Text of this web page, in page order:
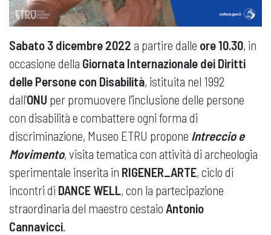
Sabato 3 dicembre 2022 a partire dalle ore 10.30, in
occasione della Giornata Internazionale dei Diritti
delle Persone con Disabilità, istituita nel 1992
dall’ONU per promuovere l’inclusione delle persone
con disabilità e combattere ogni forma di
discriminazione, Museo ETRU propone Intreccio e
Movimento, visita tematica con attività di archeologia
sperimentale inserita in RIGENER_ARTE, ciclo di
incontri di DANCE WELL, con la partecipazione
straordinaria del maestro cestaio Antonio
Cannavicci.